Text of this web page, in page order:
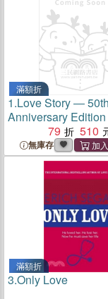
滿額折
1.Love Story ― 50th
Anniversary Edition
79
510
無庫存
滿額折
3.Only Love